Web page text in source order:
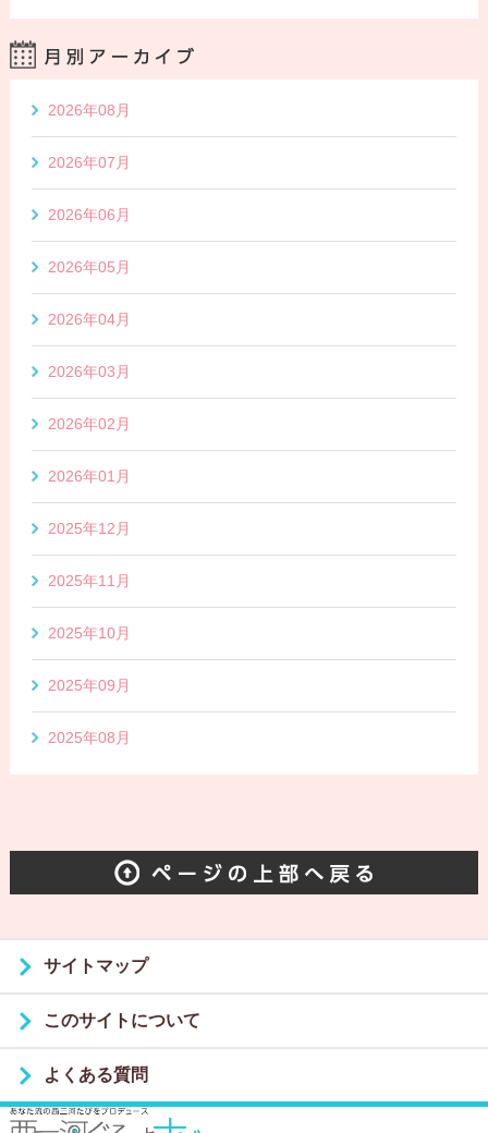
2026年08月
2026年07月
2026年06月
2026年05月
2026年04月
2026年03月
2026年02月
2026年01月
2025年12月
2025年11月
2025年10月
2025年09月
2025年08月
サイトマップ
このサイトについて
よくある質問